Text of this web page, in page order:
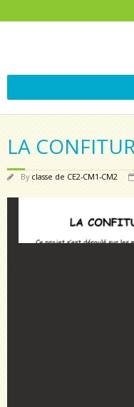
LA
By classe de CE2-CM1-CM2